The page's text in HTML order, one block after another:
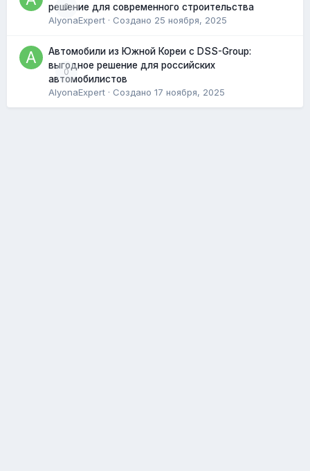
0
решение для современного строительства
AlyonaExpert · Создано 25 ноября, 2025
0
Автомобили из Южной Кореи с DSS-Group:
выгодное решение для российских
автомобилистов
AlyonaExpert · Создано 17 ноября, 2025